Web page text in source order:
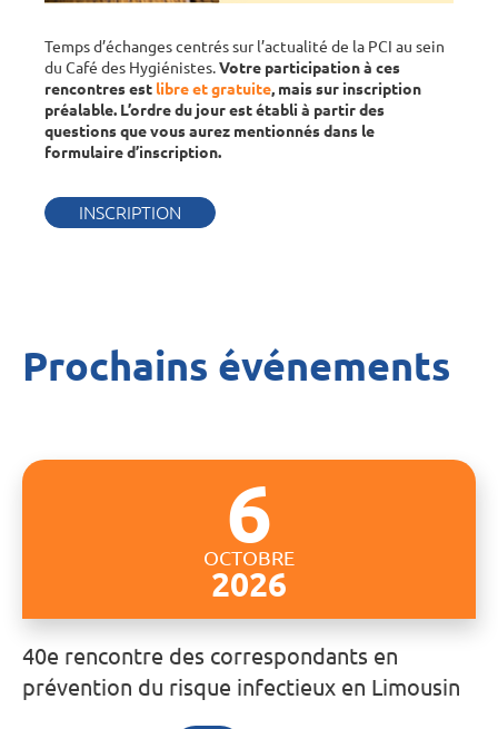
Temps d’échanges centrés sur l’actualité de la PCI au sein
du Café des Hygiénistes.Votre participation à ces
rencontres est libre et gratuite, mais sur inscription
préalable. L’ordre du jour est établi à partir des
questions que vous aurez mentionnés dans le
formulaire d’inscription.
INSCRIPTION
Prochains événements
6
OCTOBRE
2026
40e rencontre des correspondants en
prévention du risque infectieux en Limousin